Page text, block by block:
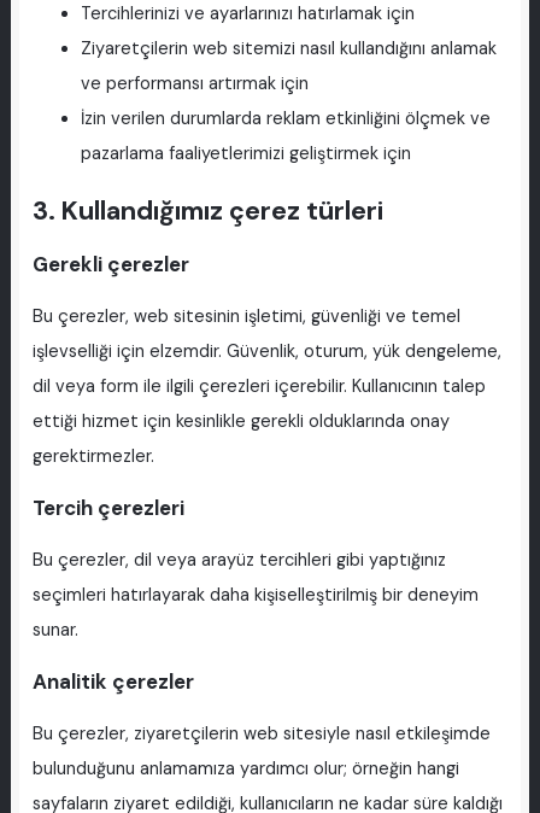
Tercihlerinizi ve ayarlarınızı hatırlamak için
Ziyaretçilerin web sitemizi nasıl kullandığını anlamak
ve performansı artırmak için
İzin verilen durumlarda reklam etkinliğini ölçmek ve
pazarlama faaliyetlerimizi geliştirmek için
3. Kullandığımız çerez türleri
Gerekli çerezler
Bu çerezler, web sitesinin işletimi, güvenliği ve temel
işlevselliği için elzemdir. Güvenlik, oturum, yük dengeleme,
dil veya form ile ilgili çerezleri içerebilir. Kullanıcının talep
ettiği hizmet için kesinlikle gerekli olduklarında onay
gerektirmezler.
Tercih çerezleri
Bu çerezler, dil veya arayüz tercihleri gibi yaptığınız
seçimleri hatırlayarak daha kişiselleştirilmiş bir deneyim
sunar.
Analitik çerezler
Bu çerezler, ziyaretçilerin web sitesiyle nasıl etkileşimde
bulunduğunu anlamamıza yardımcı olur; örneğin hangi
sayfaların ziyaret edildiği, kullanıcıların ne kadar süre kaldığı